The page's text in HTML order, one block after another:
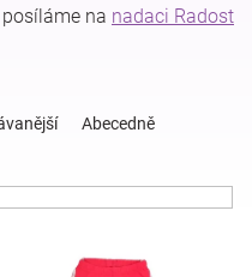
posíláme na nadaci Radost
Abecedně